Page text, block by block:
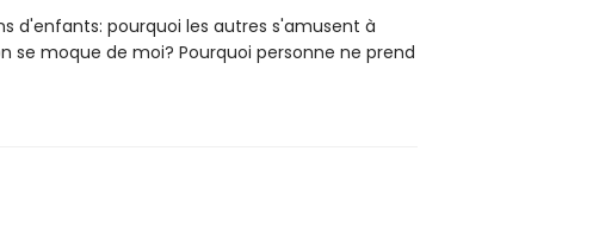
d'enfants: pourquoi les autres s'amusent à
moque de moi? Pourquoi personne ne prend